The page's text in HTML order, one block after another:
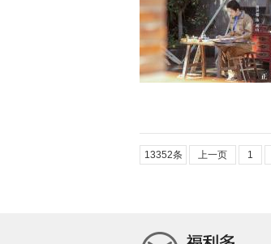
13352条 上一页 1